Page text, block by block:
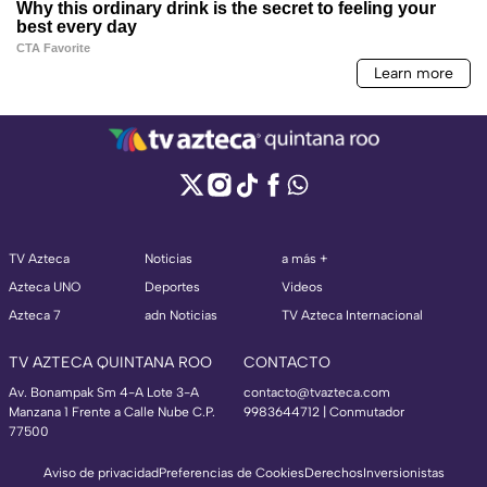
TV Azteca
Azteca UNO
Azteca 7
Noticias
Deportes
adn Noticias
a más +
Videos
TV Azteca Internacional
TV AZTECA QUINTANA ROO
Av. Bonampak Sm 4-A Lote 3-A
Manzana 1 Frente a Calle Nube C.P.
77500
CONTACTO
contacto@tvazteca.com
9983644712 | Conmutador
Aviso de privacidadPreferencias de CookiesDerechosInversionistas